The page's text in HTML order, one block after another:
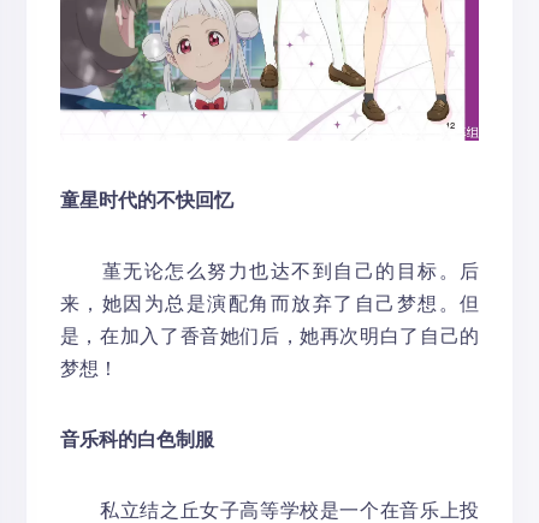
童星时代的不快回忆
堇无论怎么努力也达不到自己的目标。后
来，她因为总是演配角而放弃了自己梦想。但
是，在加入了香音她们后，她再次明白了自己的
梦想！
音乐科的白色制服
私立结之丘女子高等学校是一个在音乐上投